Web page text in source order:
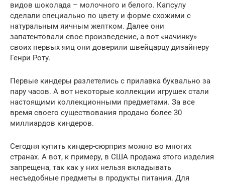
видов шоколада – молочного и белого. Капсулу
сделали специально по цвету и форме схожими с
натуральным яичным желтком. Далее они
запатентовали свое произведение, а вот «начинку»
своих первых яиц они доверили швейцарцу дизайнеру
Генри Роту.
Первые киндеры разлетелись с прилавка буквально за
пару часов. А вот некоторые коллекции игрушек стали
настоящими коллекционными предметами. За все
время своего существования продано более 30
миллиардов киндеров.
Сегодня купить киндер-сюрприз можно во многих
странах. А вот, к примеру, в США продажа этого изделия
запрещена, так как у них нельзя вкладывать
несъедобные предметы в продукты питания. Для